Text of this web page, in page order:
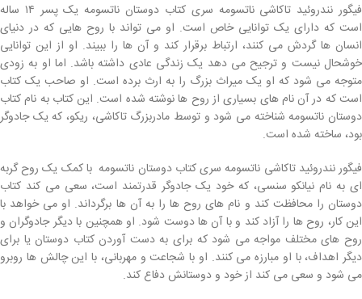
فیگور نندروئید تاکاشی ناتسومه سری کتاب دوستان ناتسومه یک پسر ۱۴ ساله
است که دارای یک توانایی خاص است. او می تواند با روح هایی که در دنیای
انسان ها گردش می کنند، ارتباط برقرار کند و آن ها را ببیند. او از این توانایی
خوشحال نیست و ترجیح می دهد یک زندگی عادی داشته باشد. اما او به زودی
متوجه می شود که او یک میراث بزرگ را به ارث برده است. او صاحب یک کتاب
است که در آن نام های بسیاری از روح ها نوشته شده است. این کتاب به نام کتاب
دوستان ناتسومه شناخته می شود و توسط مادربزرگ تاکاشی، ریکو، که یک جادوگر
بود، ساخته شده است.
فیگور نندروئید تاکاشی ناتسومه سری کتاب دوستان ناتسومه با کمک یک روح گربه
ای به نام نیانکو سنسی، که خود یک جادوگر قدرتمند است، سعی می کند کتاب
دوستان را محافظت کند و نام های روح ها را به آن ها برگرداند. او می خواهد با
این کار، روح ها را آزاد کند و با آن ها دوست شود. او همچنین با دیگر جادوگران و
روح های مختلف مواجه می شود که برای به دست آوردن کتاب دوستان یا برای
دیگر اهداف، با او مبارزه می کنند. او با شجاعت و مهربانی، با این چالش ها روبرو
می شود و سعی می کند از خود و دوستانش دفاع کند.